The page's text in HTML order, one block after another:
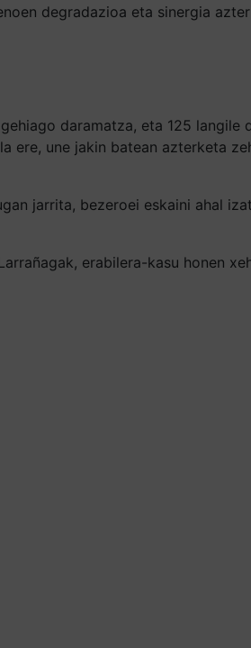
degradazioa eta sinergia
daramatza, eta 125 langile
ere, une jakin batean azterketa
jarrita, bezeroei eskaini ahal
erabilera-kasu honen